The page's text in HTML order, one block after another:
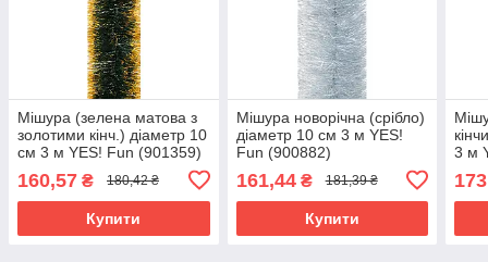
Мішура (зелена матова з
золотими кінч.) діаметр 10
см 3 м YES! Fun (901359)
160,57 ₴ 180,42 ₴
Купити
Мішура новорічна (срібло)
діаметр 10 см 3 м YES!
Fun (900882)
161,44₴ 181,39 ₴
Купити
3 м